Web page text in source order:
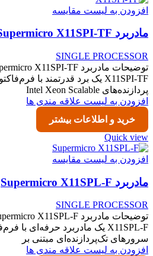
افزودن به لیست مقایسه
مادربرد Supermicro X11SPI-TF
SINGLE PROCESSOR
پردازنده‌های Intel Xeon Scalable
افزودن به لیست علاقه مندی ها
خرید و اطلاعات بیشتر
Quick view
افزودن به لیست مقایسه
مادربرد Supermicro X11SPL-F
SINGLE PROCESSOR
سرورهای تک‌پردازنده‌ای مبتنی بر
افزودن به لیست علاقه مندی ها